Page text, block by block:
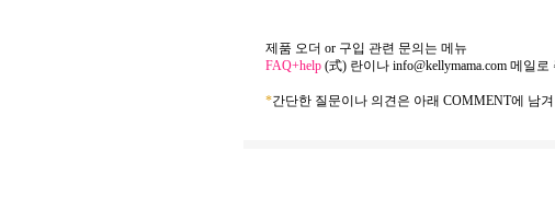
제품 오더 or 구입 관련 문의는 메뉴
FAQ+help (式) 란이나 info@kellymama.com 메일로
*간단한 질문이나 의견은 아래 COMMENT에 남